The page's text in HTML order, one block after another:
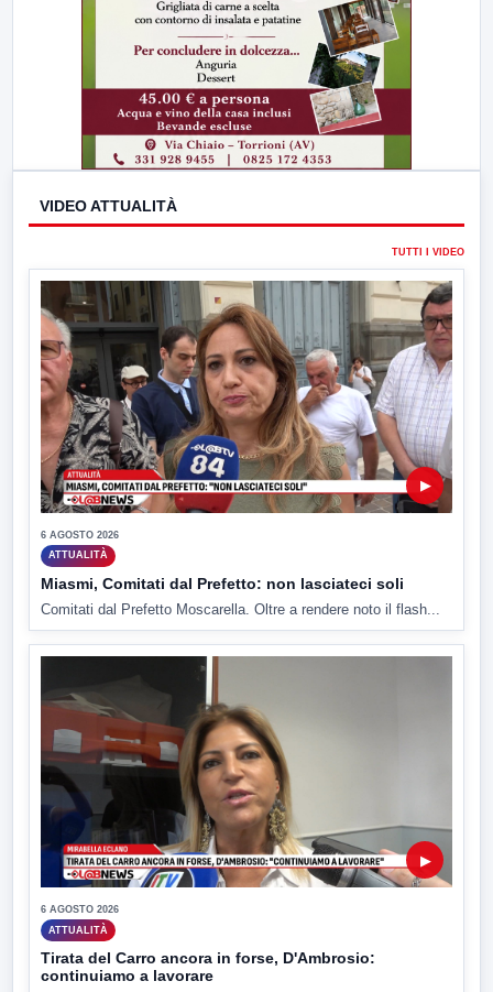
VIDEO ATTUALITÀ
TUTTI I VIDEO
▶
6 AGOSTO 2026
ATTUALITÀ
Miasmi, Comitati dal Prefetto: non lasciateci soli
Comitati dal Prefetto Moscarella. Oltre a rendere noto il flash...
▶
6 AGOSTO 2026
ATTUALITÀ
Tirata del Carro ancora in forse, D'Ambrosio:
continuiamo a lavorare